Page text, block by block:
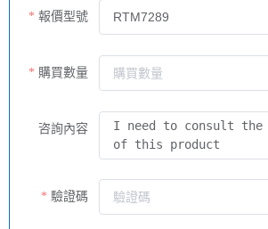
報價型號
購買數量
咨詢內容
驗證碼